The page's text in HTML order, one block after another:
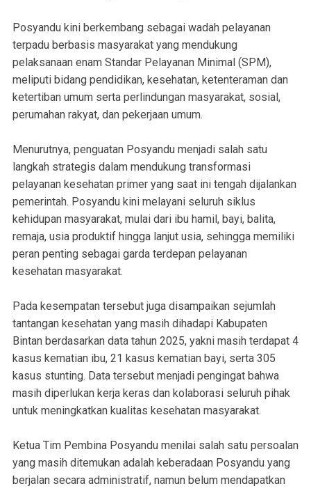
Posyandu kini berkembang sebagai wadah pelayanan
terpadu berbasis masyarakat yang mendukung
pelaksanaan enam Standar Pelayanan Minimal (SPM),
meliputi bidang pendidikan, kesehatan, ketenteraman dan
ketertiban umum serta perlindungan masyarakat, sosial,
perumahan rakyat, dan pekerjaan umum.
Menurutnya, penguatan Posyandu menjadi salah satu
langkah strategis dalam mendukung transformasi
pelayanan kesehatan primer yang saat ini tengah dijalankan
pemerintah. Posyandu kini melayani seluruh siklus
kehidupan masyarakat, mulai dari ibu hamil, bayi, balita,
remaja, usia produktif hingga lanjut usia, sehingga memiliki
peran penting sebagai garda terdepan pelayanan
kesehatan masyarakat.
Pada kesempatan tersebut juga disampaikan sejumlah
tantangan kesehatan yang masih dihadapi Kabupaten
Bintan berdasarkan data tahun 2025, yakni masih terdapat 4
kasus kematian ibu, 21 kasus kematian bayi, serta 305
kasus stunting. Data tersebut menjadi pengingat bahwa
masih diperlukan kerja keras dan kolaborasi seluruh pihak
untuk meningkatkan kualitas kesehatan masyarakat.
Ketua Tim Pembina Posyandu menilai salah satu persoalan
yang masih ditemukan adalah keberadaan Posyandu yang
berjalan secara administratif, namun belum mendapatkan